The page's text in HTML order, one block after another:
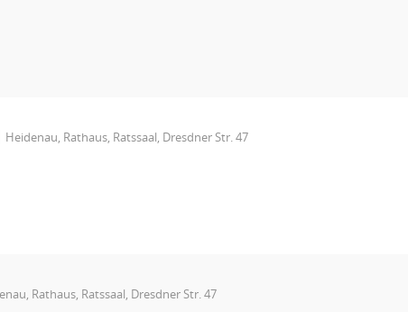
Heidenau, Rathaus, Ratssaal, Dresdner Str. 47
Rathaus, Ratssaal, Dresdner Str. 47